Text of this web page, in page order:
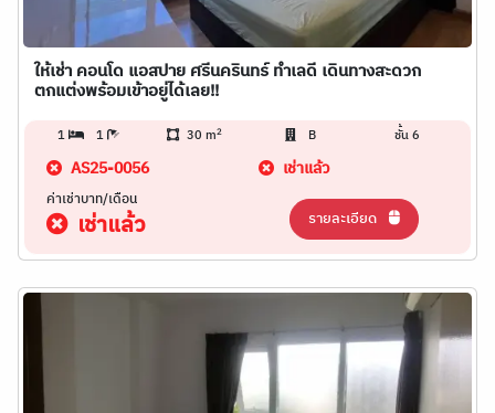
ให้เช่า คอนโด แอสปาย ศรีนครินทร์ ทำเลดี เดินทางสะดวก
ตกแต่งพร้อมเข้าอยู่ได้เลย!!
1 1 30 m2 B ชั้น 6
AS25-0056 เช่าแล้ว
ค่าเช่าบาท/เดือน
เช่าแล้ว รายละเอียด